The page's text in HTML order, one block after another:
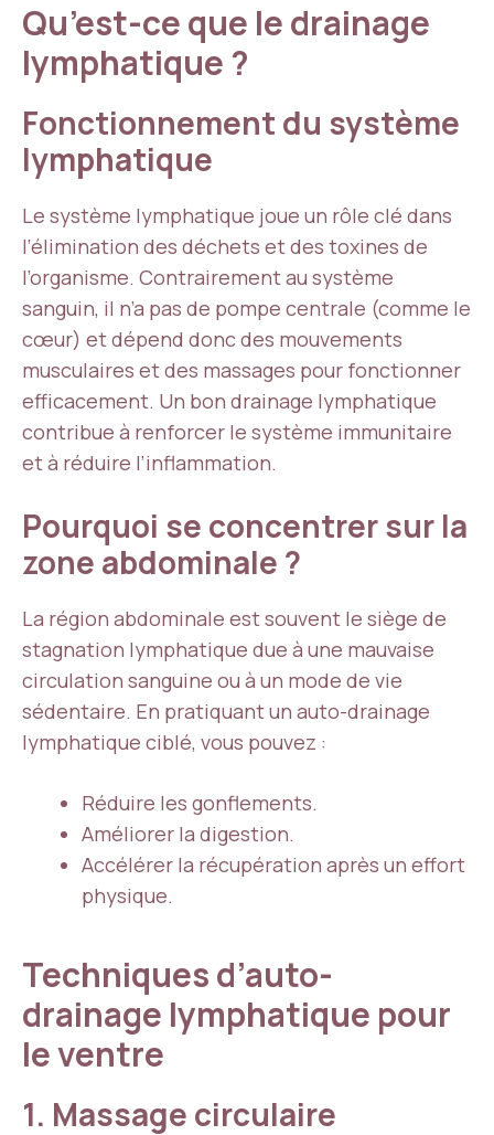
Qu’est-ce que le drainage
lymphatique ?
Fonctionnement du système
lymphatique
Le système lymphatique joue un rôle clé dans
l’élimination des déchets et des toxines de
l’organisme. Contrairement au système
sanguin, il n’a pas de pompe centrale (comme le
cœur) et dépend donc des mouvements
musculaires et des massages pour fonctionner
efficacement. Un bon drainage lymphatique
contribue à renforcer le système immunitaire
et à réduire l’inflammation.
Pourquoi se concentrer sur la
zone abdominale ?
La région abdominale est souvent le siège de
stagnation lymphatique due à une mauvaise
circulation sanguine ou à un mode de vie
sédentaire. En pratiquant un auto-drainage
lymphatique ciblé, vous pouvez :
Réduire les gonflements.
Améliorer la digestion.
Accélérer la récupération après un effort
physique.
Techniques d’auto-
drainage lymphatique pour
le ventre
1. Massage circulaire